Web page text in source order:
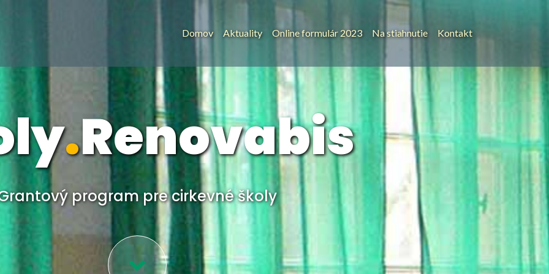
Domov Aktuality Online formulár 2023 Na stiahnutie Kontakt
.Renovabis
program pre cirkevné školy